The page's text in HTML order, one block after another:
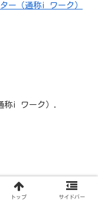
ー（通称i ワーク）
称i ワーク）.
トップ サイドバー